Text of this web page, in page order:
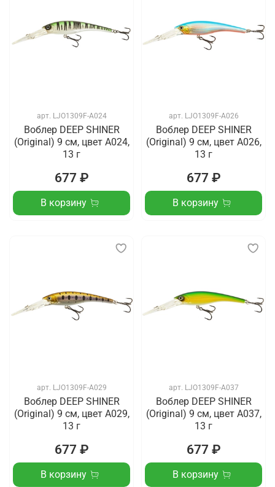
арт. LJO1309F-A024
Воблер DEEP SHINER
(Original) 9 см, цвет A024,
13 г
677 ₽
В корзину
арт. LJO1309F-A026
Воблер DEEP SHINER
(Original) 9 см, цвет A026,
13 г
677 ₽
В корзину
арт. LJO1309F-A029
Воблер DEEP SHINER
(Original) 9 см, цвет A029,
13 г
677 ₽
В корзину
арт. LJO1309F-A037
Воблер DEEP SHINER
(Original) 9 см, цвет A037,
13 г
677 ₽
В корзину